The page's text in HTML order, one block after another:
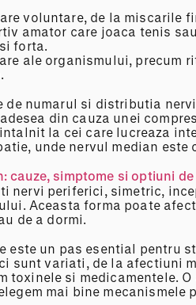
voluntare, de la miscarile
amator care joaca tenis
forta.
ale organismului, precum
numarul si distributia
din cauza unei
la cei care lucreaza
unde nervul median este
cauze, simptome si optiuni
nervi periferici, simetric,
Aceasta forma poate
de a dormi.
este un pas esential pentru
sunt variati, de la afectiuni
toxinele si medicamentele. O
mai bine mecanismele